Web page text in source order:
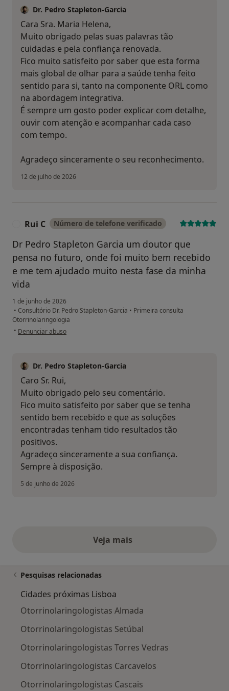
Dr. Pedro Stapleton-Garcia
Cara Sra. Maria Helena,
Muito obrigado pelas suas palavras tão
cuidadas e pela confiança renovada.
Fico muito satisfeito por saber que esta forma
mais global de olhar para a saúde tenha feito
sentido para si, tanto na componente ORL como
na abordagem integrativa.
É sempre um gosto poder explicar com detalhe,
ouvir com atenção e acompanhar cada caso
com tempo.
Agradeço sinceramente o seu reconhecimento.
12 de julho de 2026
Rui C Número de telefone verificado
Dr Pedro Stapleton Garcia um doutor que
pensa no futuro, onde foi muito bem recebido
e me tem ajudado muito nesta fase da minha
vida
1 de junho de 2026
• Consultório Dr. Pedro Stapleton-Garcia • Primeira consulta
Otorrinolaringologia
• na opinião do utilizador Rui C
Denunciar abuso
Dr. Pedro Stapleton-Garcia
Caro Sr. Rui,
Muito obrigado pelo seu comentário.
Fico muito satisfeito por saber que se tenha
sentido bem recebido e que as soluções
encontradas tenham tido resultados tão
positivos.
Agradeço sinceramente a sua confiança.
Sempre à disposição.
5 de junho de 2026
Veja maisopiniões acima
Pesquisas relacionadas
Cidades próximas Lisboa
Otorrinolaringologistas Almada
Otorrinolaringologistas Setúbal
Otorrinolaringologistas Torres Vedras
Otorrinolaringologistas Carcavelos
Otorrinolaringologistas Cascais